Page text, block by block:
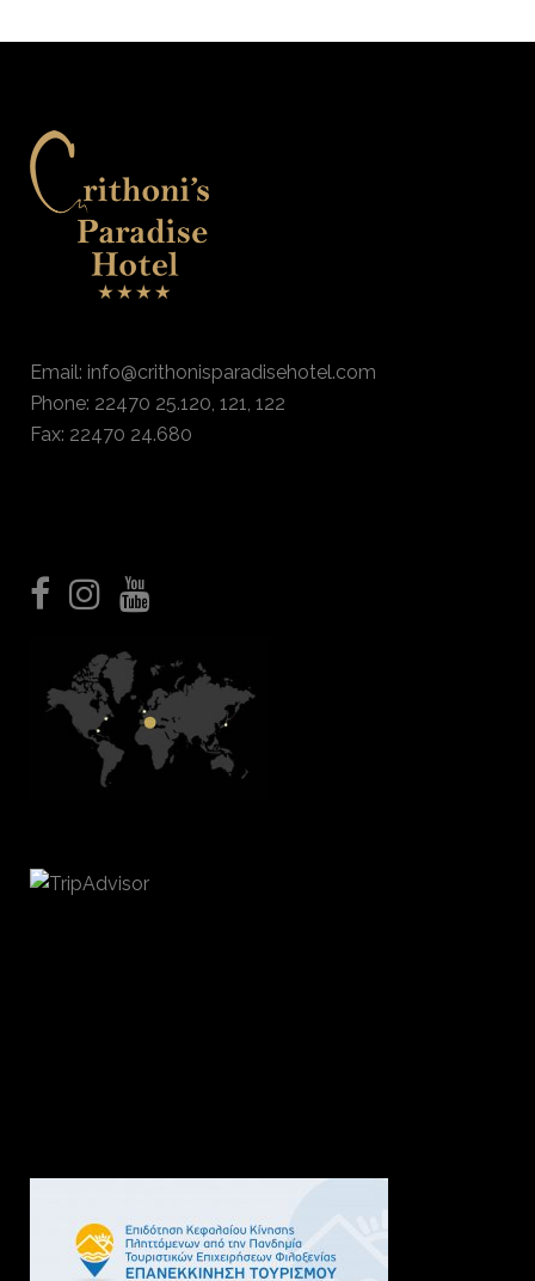
Email: info@crithonisparadisehotel.com
Phone: 22470 25.120, 121, 122
Fax: 22470 24.680